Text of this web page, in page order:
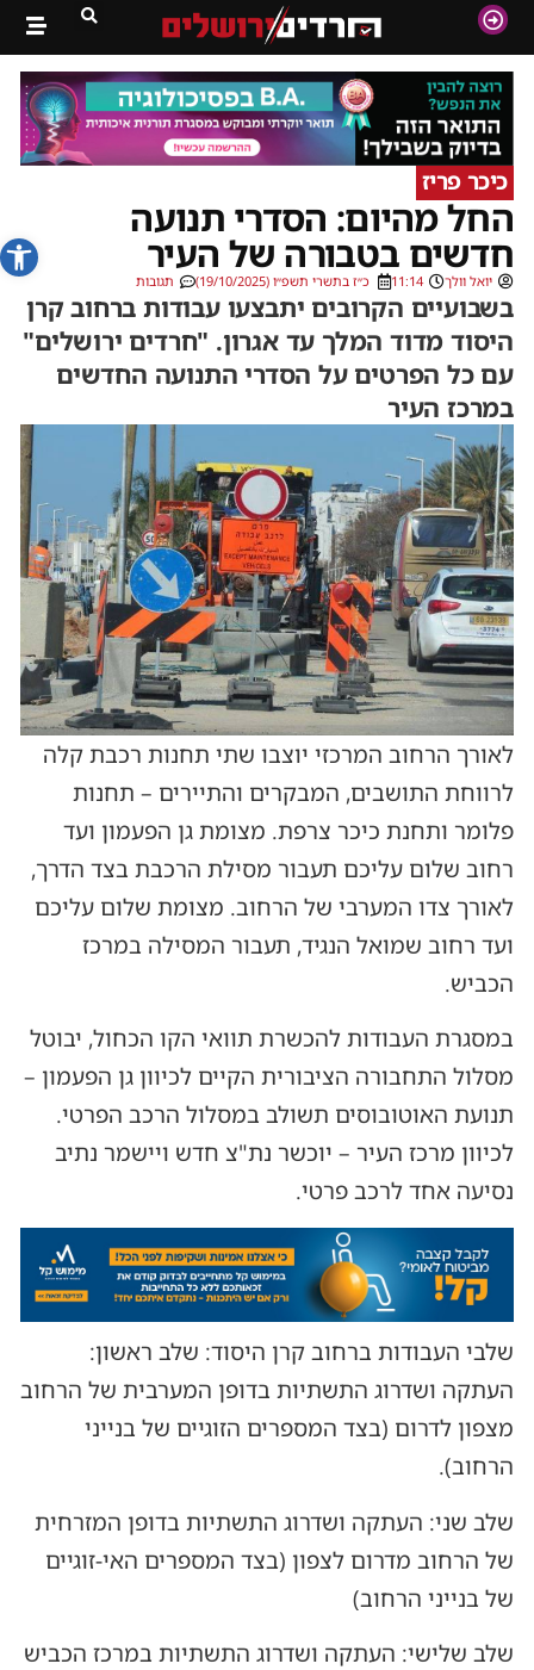
פתח
כיכר פריז
החל מהיום: הסדרי תנועה
חדשים בטבורה של העיר
יואל וולך 11:14 כ״ז בתשרי תשפ״ו (19/10/2025) תגובות
בשבועיים הקרובים יתבצעו עבודות ברחוב קרן
היסוד מדוד המלך עד אגרון. "חרדים ירושלים"
עם כל הפרטים על הסדרי התנועה החדשים
במרכז העיר
לאורך הרחוב המרכזי יוצבו שתי תחנות רכבת קלה
לרווחת התושבים, המבקרים והתיירים – תחנות
פלומר ותחנת כיכר צרפת. מצומת גן הפעמון ועד
רחוב שלום עליכם תעבור מסילת הרכבת בצד הדרך,
לאורך צדו המערבי של הרחוב. מצומת שלום עליכם
ועד רחוב שמואל הנגיד, תעבור המסילה במרכז
הכביש.
במסגרת העבודות להכשרת תוואי הקו הכחול, יבוטל
מסלול התחבורה הציבורית הקיים לכיוון גן הפעמון –
תנועת האוטובוסים תשולב במסלול הרכב הפרטי.
לכיוון מרכז העיר – יוכשר נת"צ חדש ויישמר נתיב
נסיעה אחד לרכב פרטי.
שלבי העבודות ברחוב קרן היסוד: שלב ראשון:
העתקה ושדרוג התשתיות בדופן המערבית של הרחוב
מצפון לדרום (בצד המספרים הזוגיים של בנייני
הרחוב).
שלב שני: העתקה ושדרוג התשתיות בדופן המזרחית
של הרחוב מדרום לצפון (בצד המספרים האי-זוגיים
של בנייני הרחוב)
שלב שלישי: העתקה ושדרוג התשתיות במרכז הכביש